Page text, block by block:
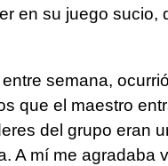
en su juego sucio,
semana,
que el maestro
del grupo eran
A mí me agradaba